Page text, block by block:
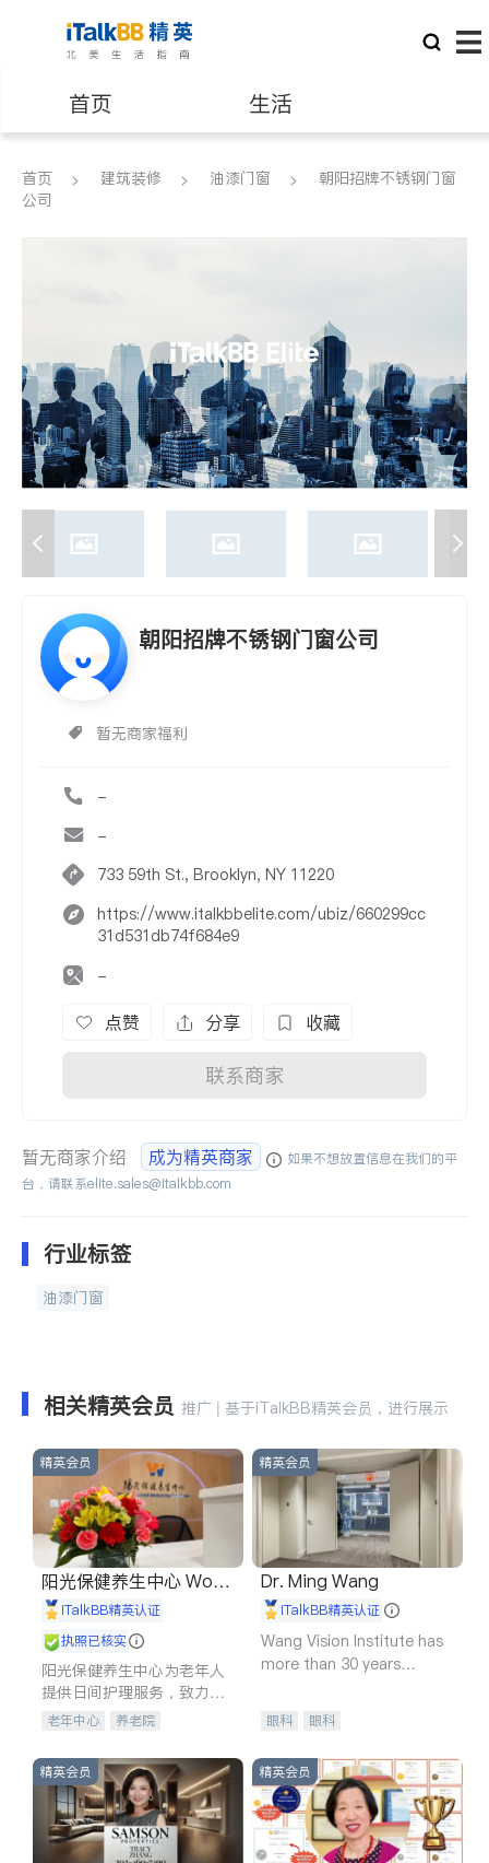
首页 生活
医生 律师
养老 非盈利组织
首页 建筑装修 油漆门窗
朝阳招牌不锈钢门窗
公司
朝阳招牌不锈钢门窗公司
暂无商家福利
-
-
733 59th St., Brooklyn, NY 11220
https://www.italkbbelite.com/ubiz/660299cc
31d531db74f684e9
-
点赞 分享 收藏
联系商家
暂无商家介绍 成为精英商家
如果不想放置信息在我们的平
台，请联系elite.sales@italkbb.com
行业标签
油漆门窗
相关精英会员 推广 | 基于iTalkBB精英会员，进行展示
精英会员
阳光保健养生中心 World
shine
iTalkBB精英认证
执照已核实
阳光保健养生中心为老年人
提供日间护理服务，致力于
通过持续的护理创新来有效
老年中心 养老院
精英会员
Dr. Ming Wang
iTalkBB精英认证
Wang Vision Institute has
more than 30 years
眼科 眼科
精英会员 精英会员